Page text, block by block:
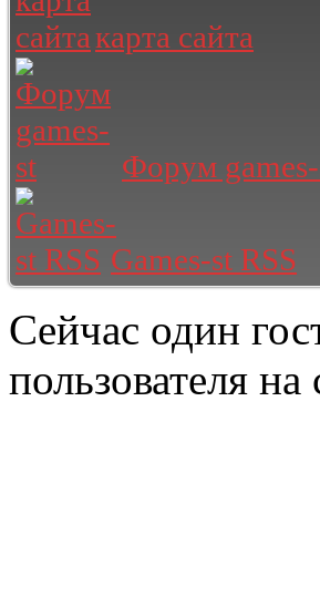
карта сайта
Форум
Games-st RSS
Сейчас один
пользователя на